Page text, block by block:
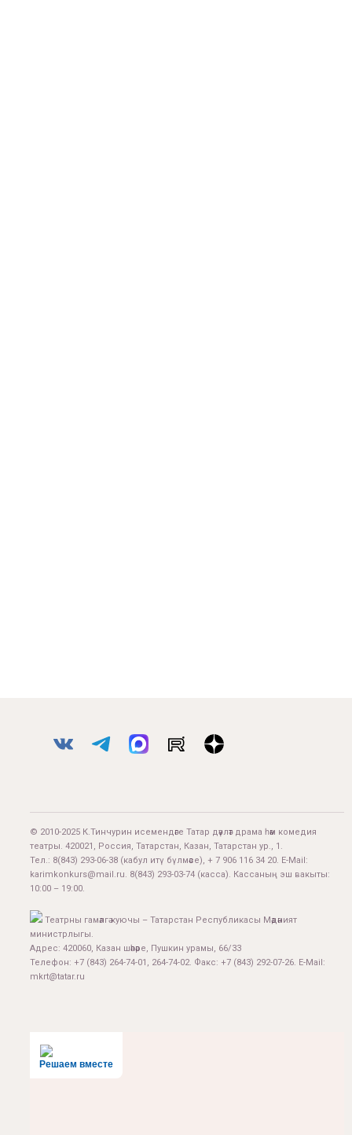
© 2010-2025 К.Тинчурин исемендәге Татар дәүләт драма һәм комедия
театры. 420021, Россия, Татарстан, Казан, Татарстан ур., 1.
Тел.: 8(843) 293-06-38 (кабул итү бүлмәсе), + 7 906 116 34 20. E-Mail:
karimkonkurs@mail.ru. 8(843) 293-03-74 (касса). Кассаның эш вакыты:
10:00 – 19:00.
Театрны гамәлгә куючы – Татарстан Республикасы Мәдәният
министрлыгы.
Адрес: 420060, Казан шәһәре, Пушкин урамы, 66/33
Телефон: +7 (843) 264-74-01, 264-74-02. Факс: +7 (843) 292-07-26. E-Mail:
mkrt@tatar.ru
Решаем вместе